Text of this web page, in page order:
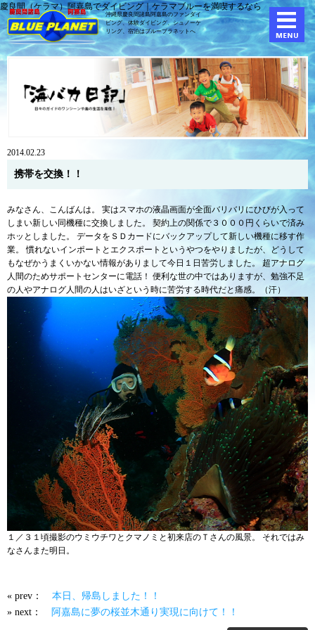
慶良間（ケラマ）阿嘉島でダイビング｜ケラマブルーを満喫するなら
沖縄県慶良間諸島阿嘉島のファンダイ
ビング、体験ダイビング、シュノーケ
リング、宿泊はブループラネットへ
2014.02.23
携帯を交換！！
みなさん、こんばんは。 実はスマホの液晶画面が全面バリバリにひびが入って
しまい新しい同機種に交換しました。 契約上の関係で３０００円くらいで済み
ホッとしました。 データをＳＤカードにバックアップして新しい機種に移す作
業。 慣れないインポートとエクスポートというやつをやりましたが、どうして
もなぜかうまくいかない情報がありまして今日１日苦労しました。 超アナログ
人間のためサポートセンターに電話！ 便利な世の中ではありますが、勉強不足
の人やアナログ人間の人はいざという時に苦労する時代だと痛感。（汗）
１／３１頃撮影のウミウチワとクマノミと初来店のＴさんの風景。 それではみ
なさんまた明日。
« prev： 本日、帰島しました！！
» next：
阿嘉島に夢の桜並木通り実現に向けて！！